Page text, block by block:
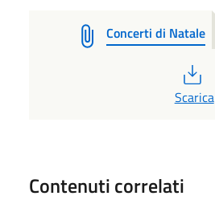
Concerti di Natale
Scarica
Contenuti correlati